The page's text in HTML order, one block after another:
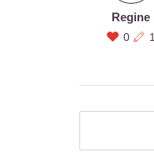
Regine
0 1